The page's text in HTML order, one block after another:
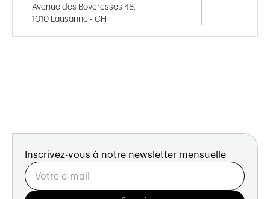
Avenue des Boveresses 48,
1010 Lausanne - CH
Inscrivez-vous à notre newsletter mensuelle